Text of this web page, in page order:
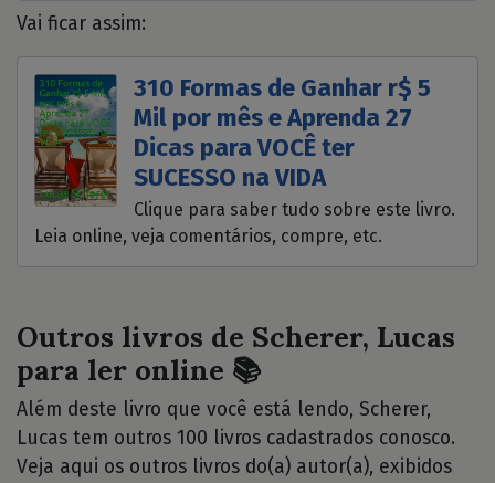
Vai ficar assim:
310 Formas de Ganhar r$ 5
Mil por mês e Aprenda 27
Dicas para VOCÊ ter
SUCESSO na VIDA
Clique para saber tudo sobre este livro.
Leia online, veja comentários, compre, etc.
Outros livros de Scherer, Lucas
para ler online 📚
Além deste livro que você está lendo, Scherer,
Lucas tem outros 100 livros cadastrados conosco.
Veja aqui os outros livros do(a) autor(a), exibidos